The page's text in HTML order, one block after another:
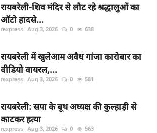
रायबरेली-शिव मंदिर से लौट रहे श्रद्धालुओं का
ऑटो हादसे...
rexpress Aug 3, 2026 0 638
रायबरेली में खुलेआम अवैध गांजा कारोबार का
वीडियो वायरल,...
rexpress Aug 3, 2026 0 581
रायबरेली: सपा के बूथ अध्यक्ष की कुल्हाड़ी से
काटकर हत्या
rexpress Aug 3, 2026 0 563